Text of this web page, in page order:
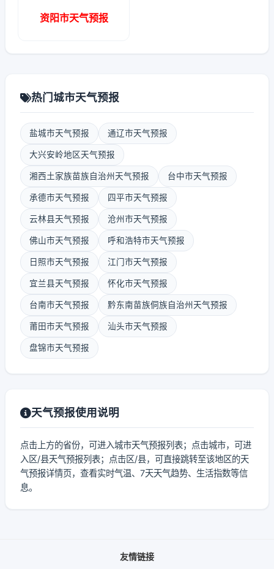
资阳市天气预报
热门城市天气预报
盐城市天气预报 通辽市天气预报
大兴安岭地区天气预报
湘西土家族苗族自治州天气预报 台中市天气预报
承德市天气预报 四平市天气预报
云林县天气预报 沧州市天气预报
佛山市天气预报 呼和浩特市天气预报
日照市天气预报 江门市天气预报
宜兰县天气预报 怀化市天气预报
台南市天气预报 黔东南苗族侗族自治州天气预报
莆田市天气预报 汕头市天气预报
盘锦市天气预报
天气预报使用说明
点击上方的省份，可进入城市天气预报列表；点击城市，可进
入区/县天气预报列表；点击区/县，可直接跳转至该地区的天
气预报详情页，查看实时气温、7天天气趋势、生活指数等信
息。
友情链接